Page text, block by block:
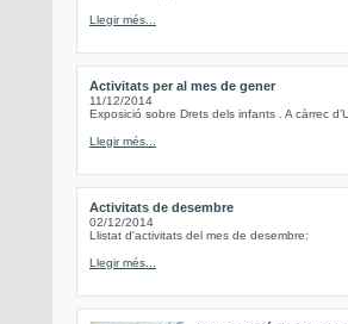
Llegir més...
Activitats per al mes de gener
11/12/2014
Exposició sobre Drets dels infants . A càrrec
Llegir més...
Activitats de desembre
02/12/2014
Llistat d'activitats del mes de desembre:
Llegir més...